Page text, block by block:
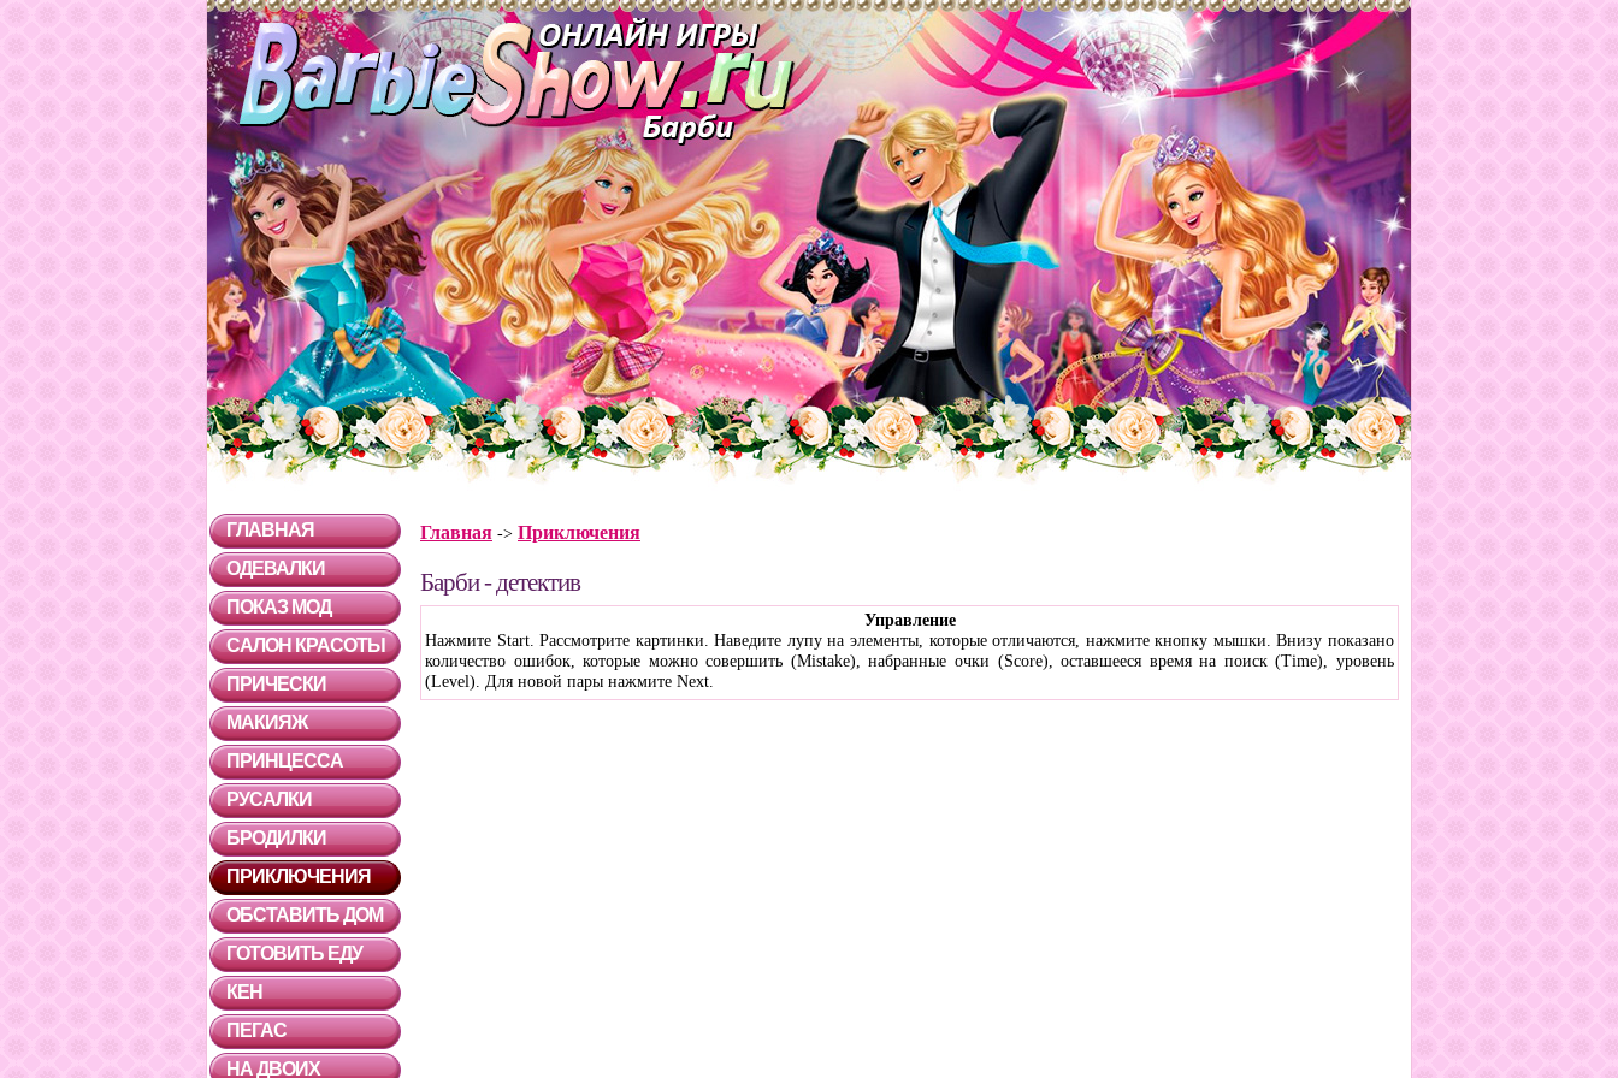
ГЛАВНАЯ
ОДЕВАЛКИ
ПОКАЗ МОД
САЛОН КРАСОТЫ
ПРИЧЕСКИ
МАКИЯЖ
ПРИНЦЕССА
РУСАЛКИ
БРОДИЛКИ
ПРИКЛЮЧЕНИЯ
ОБСТАВИТЬ ДОМ
ГОТОВИТЬ ЕДУ
КЕН
ПЕГАС
НА ДВОИХ
Главная -> Приключения
Барби - детектив
Управление
Нажмите Start. Рассмотрите картинки. Наведите лупу на элементы, которые отличаются, нажмите кнопку мышки. Внизу показано
количество ошибок, которые можно совершить (Mistake), набранные очки (Score), оставшееся время на поиск (Time), уровень
(Level). Для новой пары нажмите Next.